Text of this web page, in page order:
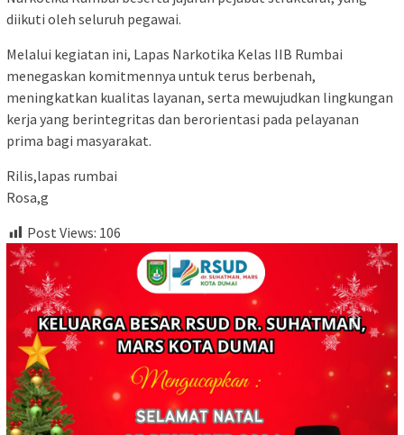
diikuti oleh seluruh pegawai.
Melalui kegiatan ini, Lapas Narkotika Kelas IIB Rumbai
menegaskan komitmennya untuk terus berbenah,
meningkatkan kualitas layanan, serta mewujudkan lingkungan
kerja yang berintegritas dan berorientasi pada pelayanan
prima bagi masyarakat.
Rilis,lapas rumbai
Rosa,g
Post Views: 106